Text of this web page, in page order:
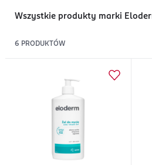
Wszystkie produkty marki
6 PRODUKTÓW